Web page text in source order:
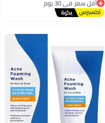
توصيل مجاني
أقل سعر في 30 يوم